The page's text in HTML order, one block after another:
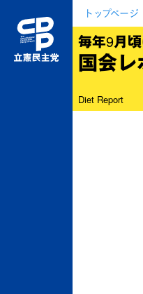
トップページ
毎年9月
国会レ
Diet Report